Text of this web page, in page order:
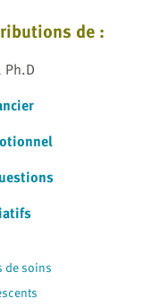
de :
Ph.D
de soins